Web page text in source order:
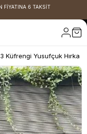
FİYATINA 6 TAKSİT
Küfrengi Yusufçuk Hırka